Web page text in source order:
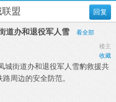
回复
盟
道办和退役军人雪 看全部
楼主
收藏
城街道办和退役军人雪豹救援共
周边的安全防范。